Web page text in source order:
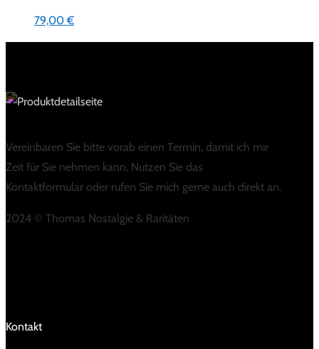
79,00€
Vereinbaren Sie bitte vorab einen Termin, damit ich mir
Zeit für Sie nehmen kann. Nutzen Sie das
Kontaktformular oder rufen Sie mich gerne auch direkt an.
2024 © Thomas Nostalgie & Raritäten
Kontakt